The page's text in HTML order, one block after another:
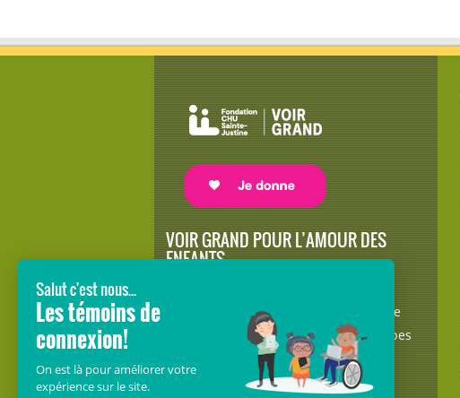
VOIR GRAND POUR L’AMOUR DES
ENFANTS
vous au cœur de la campagne majeure
Voir Grand, nous conduisons les équipes
soignantes vers les opportunités de la
science et des nouvelles technologies